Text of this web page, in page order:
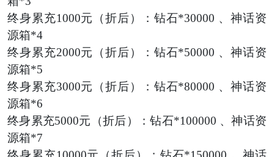
终身累充1000元（折后）：钻石*30000 、神话资
源箱*4
终身累充2000元（折后）：钻石*50000 、神话资
源箱*5
终身累充3000元（折后）：钻石*80000 、神话资
源箱*6
终身累充5000元（折后）：钻石*100000 、神话资
源箱*7